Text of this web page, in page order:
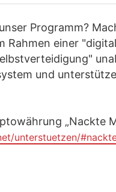
Programm?
Rahmen einer
und
„Nackte
unterstuetzen/